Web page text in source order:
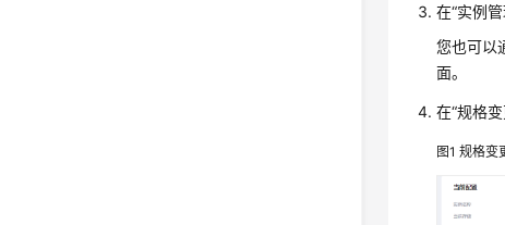
在“实例
您也可以
面。
在“规格变
图1规格变